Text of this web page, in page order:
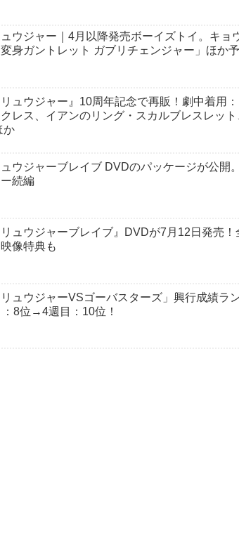
ウジャー｜4月以降発売ボーイズトイ。キョ
身ガントレット ガブリチェンジャー」ほか予
リュウジャー』10周年記念で再販！劇中着用
レス、イアンのリング・スカルブレスレッ
か
ウジャーブレイブ DVDのパッケージが公開
続編
リュウジャーブレイブ』DVDが7月12日発売！
像特典も
リュウジャーVSゴーバスターズ」興行成績
8位→4週目：10位！